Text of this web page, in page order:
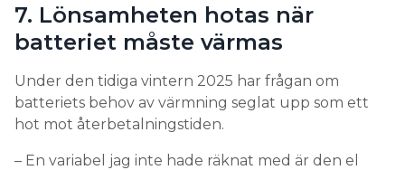
7. Lönsamheten hotas när
batteriet måste värmas
Under den tidiga vintern 2025 har frågan om
batteriets behov av värmning seglat upp som ett
hot mot återbetalningstiden.
– En variabel jag inte hade räknat med är den el